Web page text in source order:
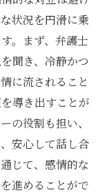
状況を円滑に乗
。まず、弁護士
聞き、冷静かつ
に流されること
導き出すことが
の役割も担い、
安心して話し合
じて、感情的な
進めることがで